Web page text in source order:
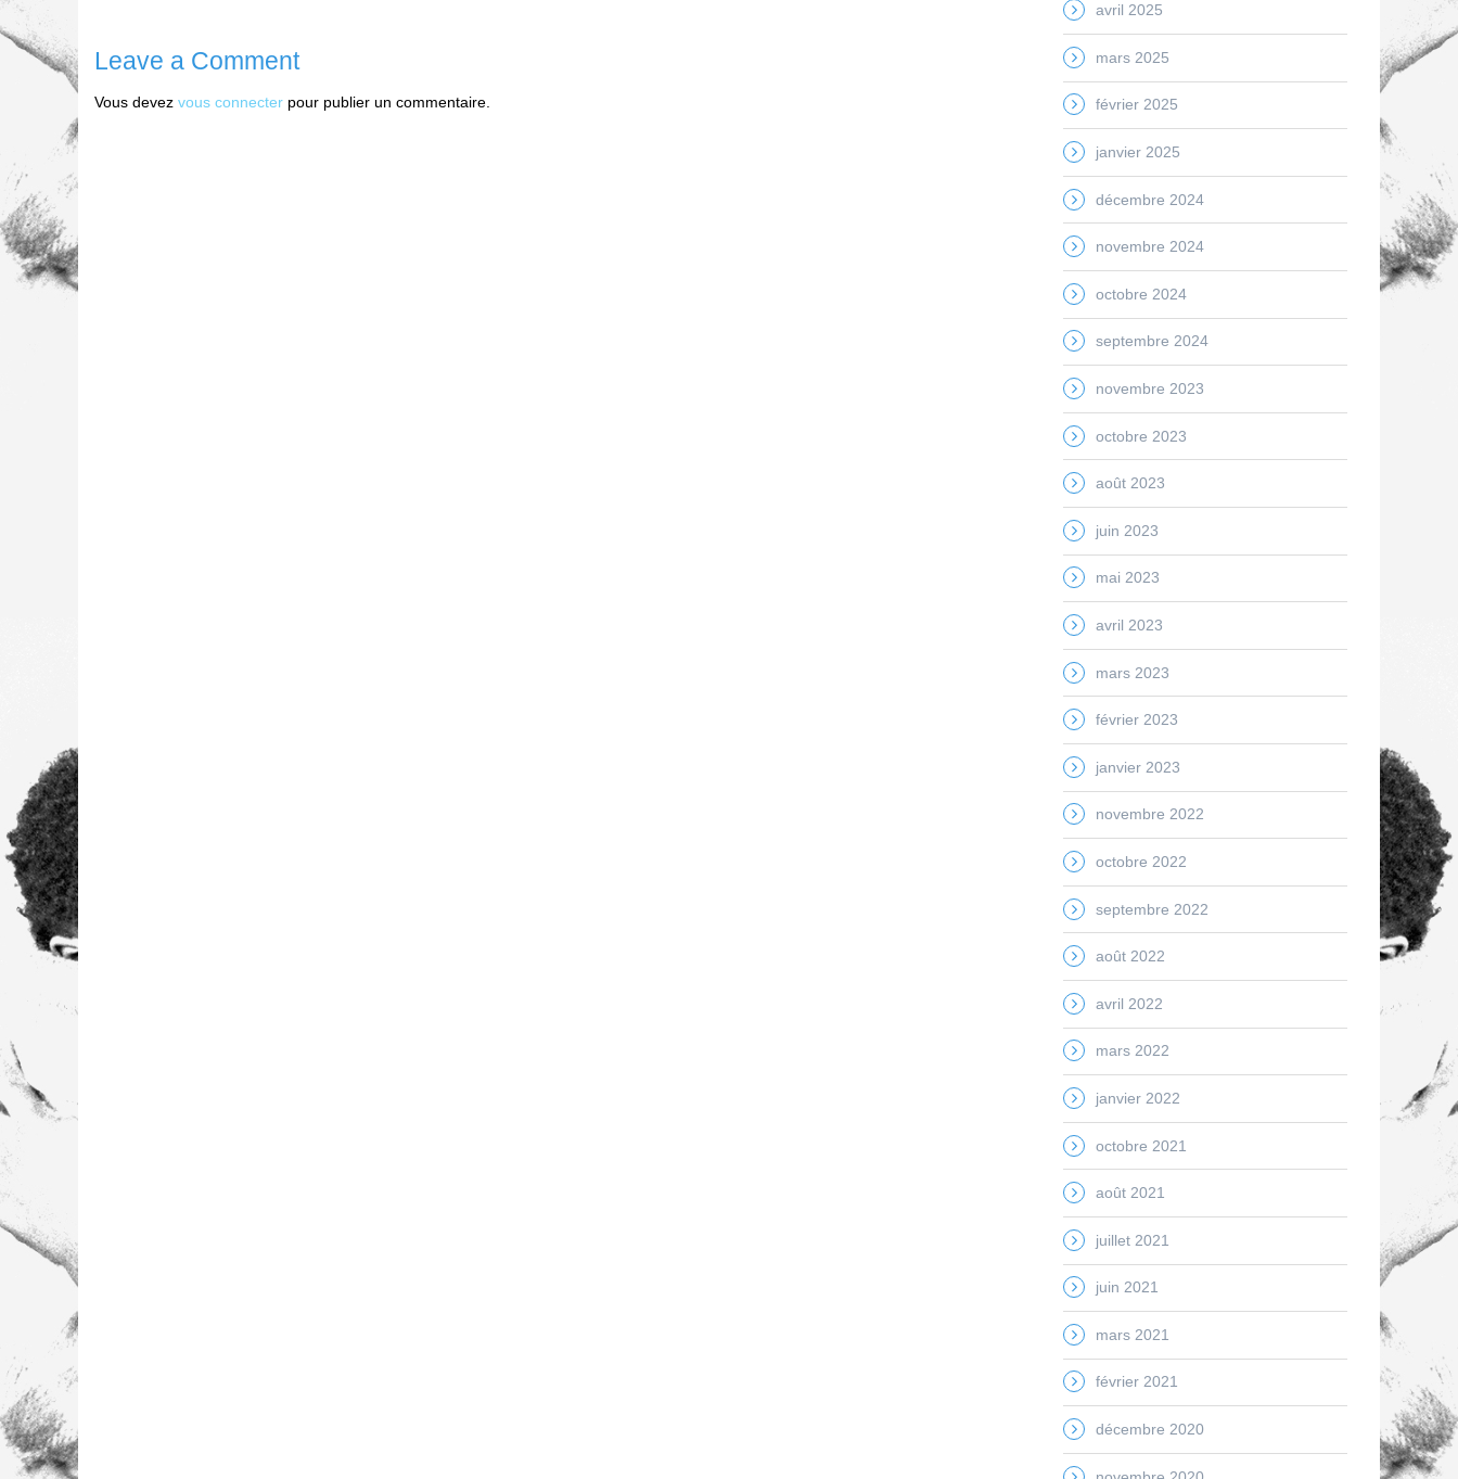
Leave a Comment
Vous devez vous connecter pour publier un commentaire.
avril 2025
mars 2025
février 2025
janvier 2025
décembre 2024
novembre 2024
octobre 2024
septembre 2024
novembre 2023
octobre 2023
août 2023
juin 2023
mai 2023
avril 2023
mars 2023
février 2023
janvier 2023
novembre 2022
octobre 2022
septembre 2022
août 2022
avril 2022
mars 2022
janvier 2022
octobre 2021
août 2021
juillet 2021
juin 2021
mars 2021
février 2021
décembre 2020